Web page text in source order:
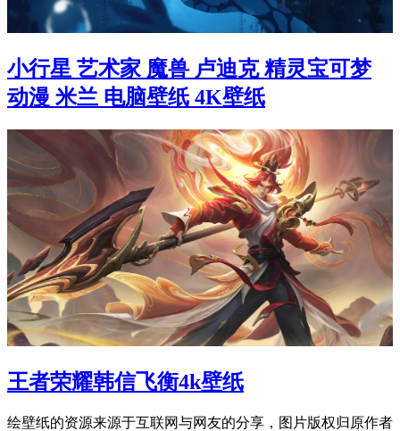
小行星 艺术家 魔兽 卢迪克 精灵宝可梦
动漫 米兰 电脑壁纸 4K壁纸
王者荣耀韩信飞衡4k壁纸
绘壁纸的资源来源于互联网与网友的分享，图片版权归原作者